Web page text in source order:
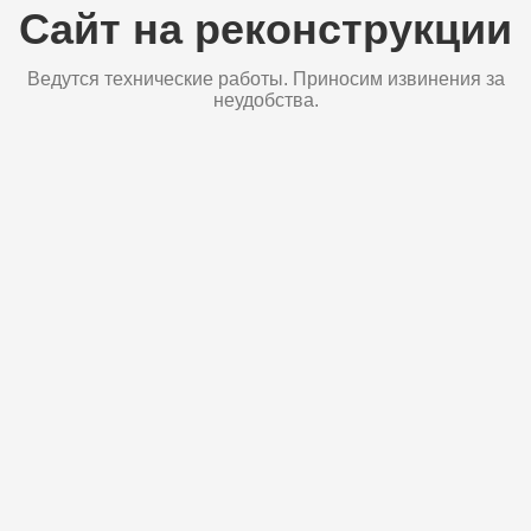
Сайт на реконструкции
Ведутся технические работы. Приносим извинения за
неудобства.